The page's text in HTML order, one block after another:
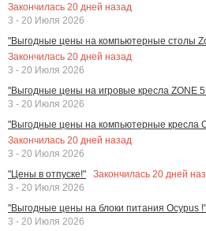
Закончилась 20 дней назад
3 - 20 Июля 2026
"Выгодные цены на компьютерные столы
Закончилась 20 дней назад
3 - 20 Июля 2026
"Выгодные цены на игровые кресла ZONE
3 - 20 Июля 2026
"Выгодные цены на компьютерные кресла
Закончилась 20 дней назад
3 - 20 Июля 2026
"Цены в отпуске!"
Закончилась 20 дней
3 - 20 Июля 2026
"Выгодные цены на блоки питания Ocypus !"
3 - 20 Июля 2026